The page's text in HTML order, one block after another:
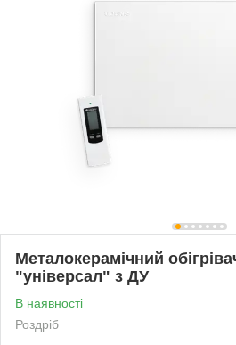
Металокерамічний
"універсал" з ДУ
В наявності
Роздріб